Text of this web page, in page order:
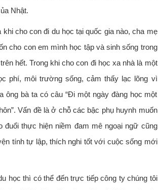
Nhật.
cho con đi du học tại quốc gia nào, cha mẹ
cho con em mình học tập và sinh sống trong
hết. Trong khi cho con đi học xa nhà là một
phí, môi trường sống, cảm thấy lạc lõng vì
bà ta có câu “Đi một ngày đàng học một
Vấn đề là ở chỗ các bậc phụ huynh muốn
thực hiện niềm đam mê ngoại ngữ cũng
tính tự lập, thích nghi tốt với cuộc sống mới
học thì có thể đến trực tiếp công ty chúng tôi